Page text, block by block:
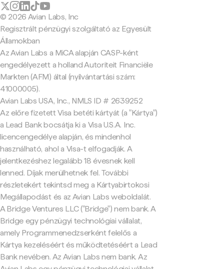
© 2026 Avian Labs, Inc
Regisztrált pénzügyi szolgáltató az Egyesült
Államokban
Az Avian Labs a MiCA alapján CASP-ként
engedélyezett a holland Autoriteit Financiële
Markten (AFM) által (nyilvántartási szám:
41000005).
Avian Labs USA, Inc., NMLS ID # 2639252
Az előre fizetett Visa betéti kártyát (a "Kártya")
a Lead Bank bocsátja ki a Visa U.S.A. Inc.
licencengedélye alapján, és mindenhol
használható, ahol a Visa-t elfogadják. A
jelentkezéshez legalább 18 évesnek kell
lenned. Díjak merülhetnek fel. További
részletekért tekintsd meg a Kártyabirtokosi
Megállapodást és az Avian Labs weboldalát.
A Bridge Ventures LLC ("Bridge") nem bank. A
Bridge egy pénzügyi technológiai vállalat,
amely Programmenedzserként felelős a
Kártya kezeléséért és működtetéséért a Lead
Bank nevében. Az Avian Labs nem bank. Az